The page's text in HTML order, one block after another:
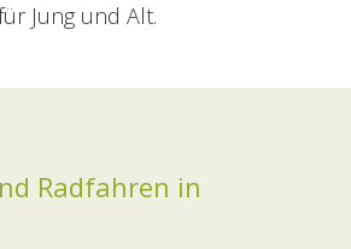
Jung und Alt.
Radfahren in